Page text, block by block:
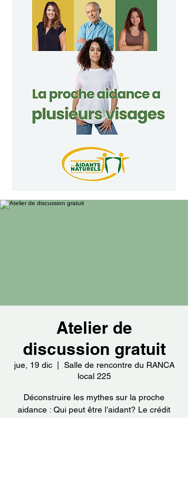
Atelier de
discussion gratuit
jue, 19 dic
  |
Salle de rencontre du RANCA
local 225
Déconstruire les mythes sur la proche
aidance : Qui peut être l’aidant? Le crédit